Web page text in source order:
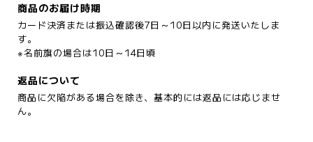
商品のお届け時期
カード決済または振込確認後7日～10日以内に発送いたしま
す。
※名前旗の場合は10日～14日頃
返品について
商品に欠陥がある場合を除き、基本的には返品には応じませ
ん。